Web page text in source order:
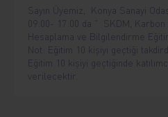
Sayın Üyemiz, Konya Sanayi
09:00- 17:00 da " SKDM, Karbon
Hesaplama ve Bilgilendirme
Not: Eğitim 10 kişiyi geçtiği
Eğitim 10 kişiyi geçtiğinde
verilecektir.